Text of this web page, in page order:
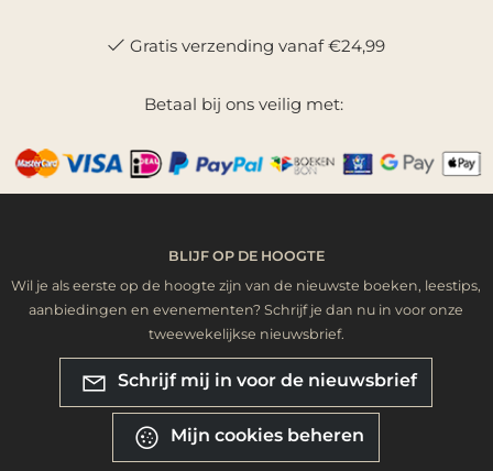
Gratis verzending vanaf €24,99
Betaal bij ons veilig met:
BLIJF OP DE HOOGTE
Wil je als eerste op de hoogte zijn van de nieuwste boeken, leestips,
aanbiedingen en evenementen? Schrijf je dan nu in voor onze
tweewekelijkse nieuwsbrief.
Schrijf mij in voor de nieuwsbrief
Mijn cookies beheren